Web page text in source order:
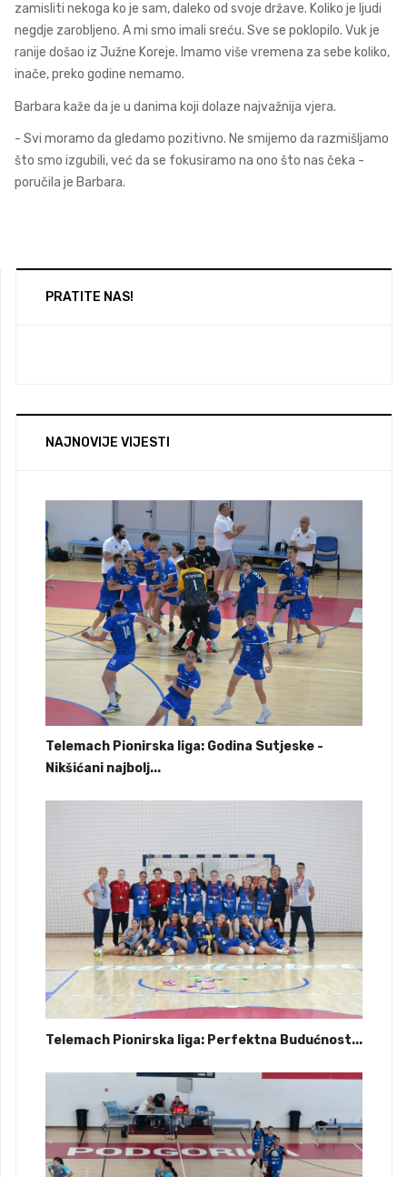
zamisliti nekoga ko je sam, daleko od svoje države. Koliko je ljudi
negdje zarobljeno. A mi smo imali sreću. Sve se poklopilo. Vuk je
ranije došao iz Južne Koreje. Imamo više vremena za sebe koliko,
inače, preko godine nemamo.
Barbara kaže da je u danima koji dolaze najvažnija vjera.
- Svi moramo da gledamo pozitivno. Ne smijemo da razmišljamo
što smo izgubili, već da se fokusiramo na ono što nas čeka -
poručila je Barbara.
PRATITE NAS!
NAJNOVIJE VIJESTI
Telemach Pionirska liga: Godina Sutjeske -
Nikšićani najbolj...
Telemach Pionirska liga: Perfektna Budućnost...